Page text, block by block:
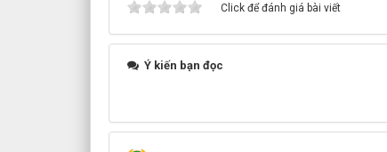
Click để đánh giá bài viết
Ý kiến bạn đọc